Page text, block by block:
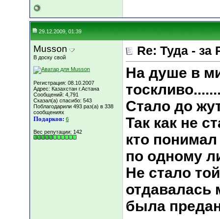
29.12.2009, 01:39
Musson
В доску свой
Регистрация: 08.10.2007
Адрес: Казахстан г.Астана
Сообщений: 4,791
Сказал(а) спасибо: 543
Поблагодарили 493 раз(а) в 338
сообщениях
Подарков: 6
Вес репутации: 142
Re: Туда - за
На душе в
Стало до
Так как не
кто
по одному
Не стало
отдавалась
была